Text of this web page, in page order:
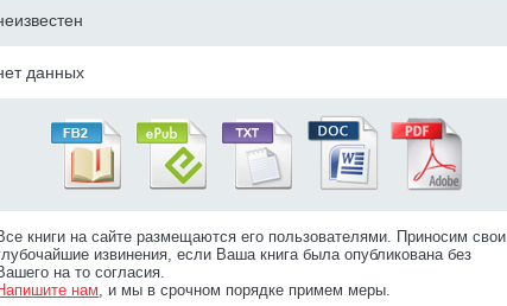
данных
книги на сайте размещаются его пользователями. Приносим свои
извинения, если Ваша книга была опубликована без
на то согласия.
нам, и мы в срочном порядке примем меры.